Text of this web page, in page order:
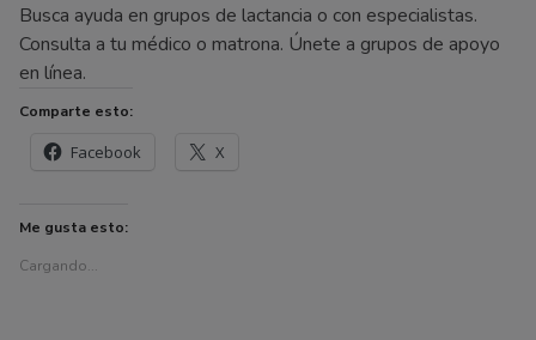
Busca ayuda en grupos de lactancia o con especialistas.
Consulta a tu médico o matrona. Únete a grupos de apoyo
en línea.
Comparte esto:
Facebook X
Me gusta esto:
Cargando...